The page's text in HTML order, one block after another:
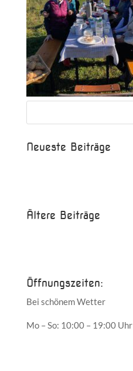
Neueste Beiträge
Ältere Beiträge
Öffnungszeiten:
Bei schönem Wetter
Mo – So: 10:00 – 19:00 Uhr